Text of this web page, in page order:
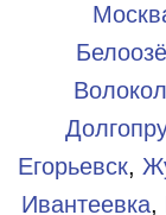
Егорьевск,
Ивантеевка,